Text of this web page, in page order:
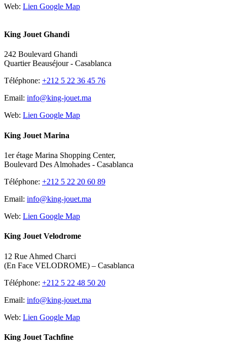
Web: Lien Google Map
King Jouet Ghandi
242 Boulevard Ghandi
Quartier Beauséjour - Casablanca
Téléphone: +212 5 22 36 45 76
Email: info@king-jouet.ma
Web: Lien Google Map
King Jouet Marina
1er étage Marina Shopping Center,
Boulevard Des Almohades - Casablanca
Téléphone: +212 5 22 20 60 89
Email: info@king-jouet.ma
Web: Lien Google Map
King Jouet Velodrome
12 Rue Ahmed Charci
(En Face VELODROME) – Casablanca
Téléphone: +212 5 22 48 50 20
Email: info@king-jouet.ma
Web: Lien Google Map
King Jouet Tachfine